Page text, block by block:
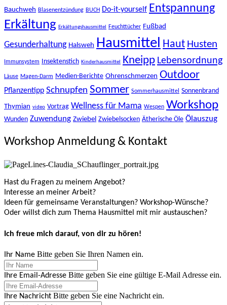
Bauchweh Blasenentzündung BUCH Do-it-yourself Entspannung
Erkältung Erkältungshausmittel Feuchttücher Fußbad
Gesunderhaltung Halsweh Hausmittel Haut Husten
Immunsystem Insektenstich Kinderhausmittel Kneipp Lebensordnung
Läuse Magen-Darm Medien-Berichte Ohrenschmerzen Outdoor
Pflanzentipp Schnupfen Sommer Sommerhausmittel Sonnenbrand
Thymian video Vortrag Wellness für Mama Wespen Workshop
Wunden Zuwendung Zwiebel Zwiebelsocken Ätherische Öle Ölauszug
Workshop Anmeldung & Kontakt
Hast du Fragen zu meinem Angebot?
Interesse an meiner Arbeit?
Ideen für gemeinsame Veranstaltungen? Workshop-Wünsche?
Oder willst dich zum Thema Hausmittel mit mir austauschen?
Ich freue mich darauf, von dir zu hören!
Ihr Name Bitte geben Sie Ihren Namen ein.
Ihre Email-Adresse Bitte geben Sie eine gültige E-Mail Adresse ein.
Ihre Nachricht Bitte geben Sie eine Nachricht ein.